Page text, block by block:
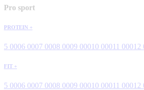
Pro sport
PROTEIN +
5 0006 0007 0008 0009 00010 00011 00012
FIT +
5 0006 0007 0008 0009 00010 00011 00012